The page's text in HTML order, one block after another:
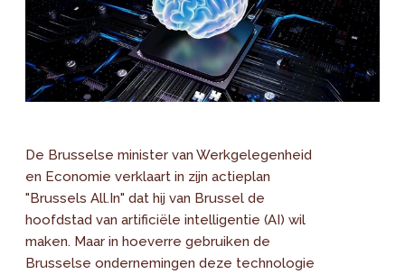
De Brusselse minister van Werkgelegenheid
en Economie verklaart in zijn actieplan
"Brussels All.In" dat hij van Brussel de
hoofdstad van artificiële intelligentie (AI) wil
maken. Maar in hoeverre gebruiken de
Brusselse ondernemingen deze technologie